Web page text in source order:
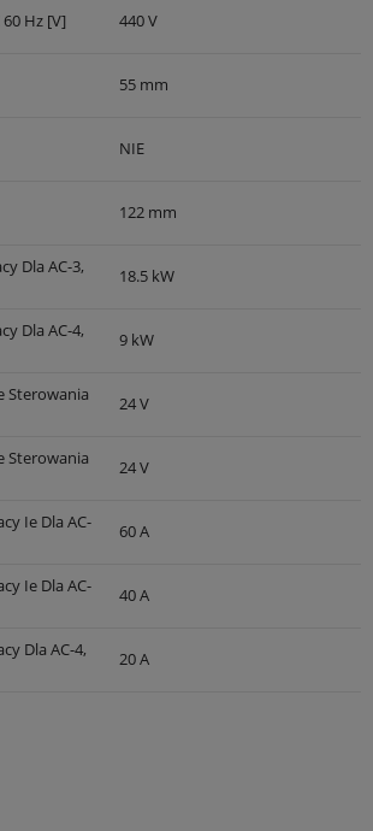
Hz [V] 440 V
55 mm
NIE
122 mm
Dla AC-3,
18.5 kW
Dla AC-4,
9 kW
Sterowania
24 V
Sterowania
24 V
Ie Dla AC-
60 A
Ie Dla AC-
40 A
Dla AC-4,
20 A